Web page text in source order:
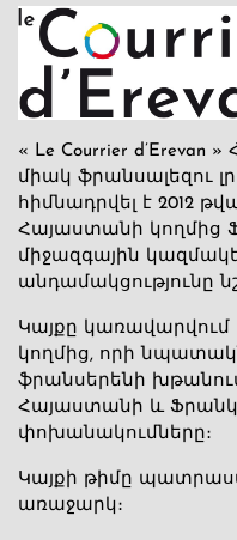
« Le Courrier
միակ ֆրանսալեզու
հիմնադրվել է 2012
Հայաստանի կողմից
միջազգային
անդամակցությունը
Կայքը կառավարվում
կողմից, որի
ֆրանսերենի
Հայաստանի և
փոխանակումները։
Կայքի թիմը
առաջարկ։